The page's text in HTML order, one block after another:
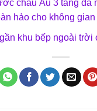
châu Âu 3 tầng đá
hảo cho không gian
khu bếp ngoài trời